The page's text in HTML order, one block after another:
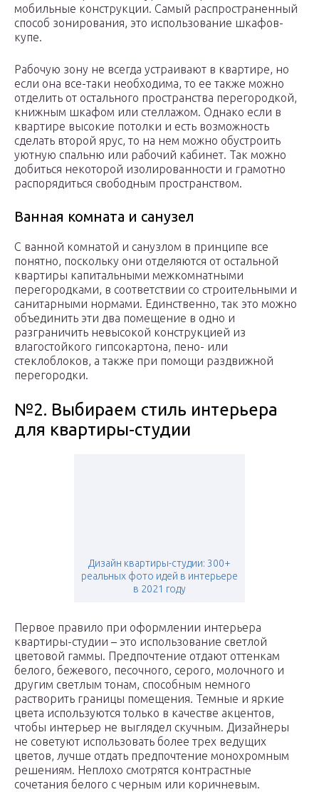
мобильные конструкции. Самый распространенный
способ зонирования, это использование шкафов-
купе.
Рабочую зону не всегда устраивают в квартире, но
если она все-таки необходима, то ее также можно
отделить от остального пространства перегородкой,
книжным шкафом или стеллажом. Однако если в
квартире высокие потолки и есть возможность
сделать второй ярус, то на нем можно обустроить
уютную спальню или рабочий кабинет. Так можно
добиться некоторой изолированности и грамотно
распорядиться свободным пространством.
Ванная комната и санузел
С ванной комнатой и санузлом в принципе все
понятно, поскольку они отделяются от остальной
квартиры капитальными межкомнатными
перегородками, в соответствии со строительными и
санитарными нормами. Единственно, так это можно
объединить эти два помещение в одно и
разграничить невысокой конструкцией из
влагостойкого гипсокартона, пено- или
стеклоблоков, а также при помощи раздвижной
перегородки.
№2. Выбираем стиль интерьера
для квартиры-студии
Дизайн квартиры-студии: 300+
реальных фото идей в интерьере
в 2021 году
Первое правило при оформлении интерьера
квартиры-студии – это использование светлой
цветовой гаммы. Предпочтение отдают оттенкам
белого, бежевого, песочного, серого, молочного и
другим светлым тонам, способным немного
растворить границы помещения. Темные и яркие
цвета используются только в качестве акцентов,
чтобы интерьер не выглядел скучным. Дизайнеры
не советуют использовать более трех ведущих
цветов, лучше отдать предпочтение монохромным
решениям. Неплохо смотрятся контрастные
сочетания белого с черным или коричневым.